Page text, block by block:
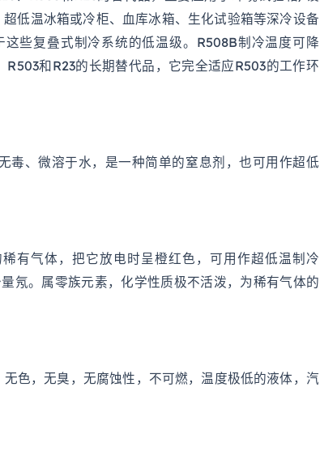
低温冰箱或冷柜、血库冰箱、生化试验箱等深冷设备
些复叠式制冷系统的低温级。R508B制冷温度可降
和R23的长期替代品，它完全适应R503的工作环
毒、微溶于水，是一种简单的窒息剂，也可用作超低
有气体，把它放电时呈橙红色，可用作超低温制冷
氖。属零族元素，化学性质极不活泼，为稀有气体的
色，无臭，无腐蚀性，不可燃，温度极低的液体，汽